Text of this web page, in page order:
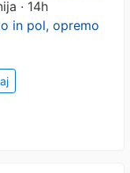
· 14h
in pol, opremo